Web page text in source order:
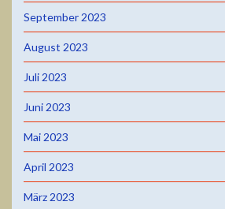
September 2023
August 2023
Juli 2023
Juni 2023
Mai 2023
April 2023
März 2023